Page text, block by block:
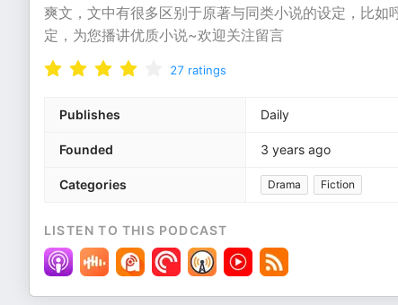
爽文，文中有很多区别于原著与同类小说的设定，比
定，为您播讲优质小说~欢迎关注留言
27 ratings
Publishes Daily
Founded 3 years ago
Categories Drama Fiction
LISTEN TO THIS PODCAST